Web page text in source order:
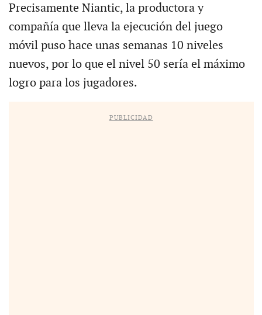
Precisamente Niantic, la productora y
compañía que lleva la ejecución del juego
móvil puso hace unas semanas 10 niveles
nuevos, por lo que el nivel 50 sería el máximo
logro para los jugadores.
PUBLICIDAD